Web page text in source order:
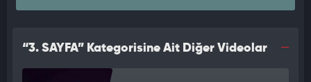
“3. SAYFA” Kategorisine Ait Diğer Videolar